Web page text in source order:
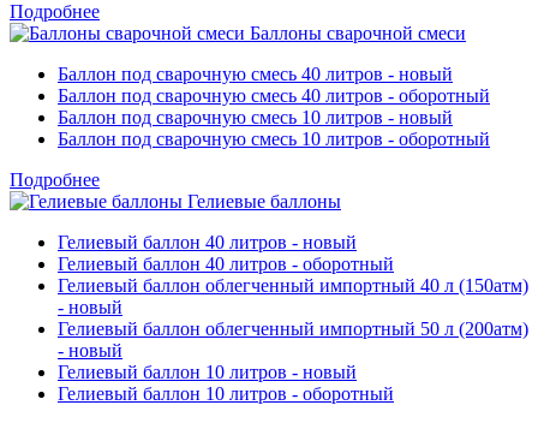
Подробнее
Баллоны сварочной смеси
Баллон под сварочную смесь 40 литров - новый
Баллон под сварочную смесь 40 литров - оборотный
Баллон под сварочную смесь 10 литров - новый
Баллон под сварочную смесь 10 литров - оборотный
Подробнее
Гелиевые баллоны
Гелиевый баллон 40 литров - новый
Гелиевый баллон 40 литров - оборотный
Гелиевый баллон облегченный импортный 40 л (150атм)
- новый
Гелиевый баллон облегченный импортный 50 л (200атм)
- новый
Гелиевый баллон 10 литров - новый
Гелиевый баллон 10 литров - оборотный